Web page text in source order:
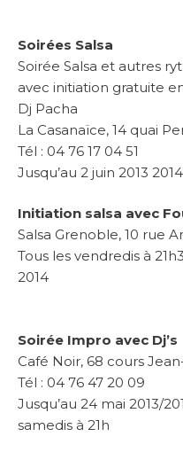
Soirées Salsa
Soirée Salsa et autres
avec initiation gratuite
Dj Pacha
La Casanaïce, 14 quai
Tél : 04 76 17 04 51
Jusqu’au 2 juin 2013
Initiation salsa avec
Salsa Grenoble, 10 rue
Tous les vendredis à
2014
Soirée Impro avec Dj’s
Café Noir, 68 cours
Tél : 04 76 47 20 09
Jusqu’au 24 mai 2013/
samedis à 21h